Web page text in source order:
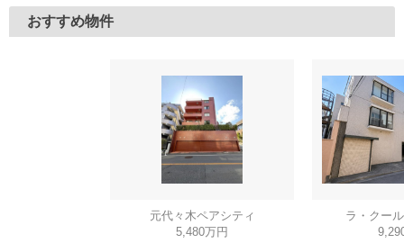
おすすめ物件
元代々木ペアシティ
5,480万円
ラ・クー